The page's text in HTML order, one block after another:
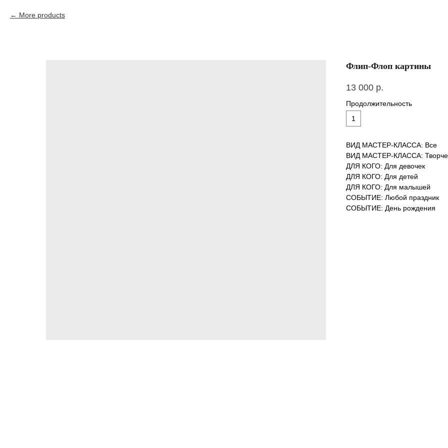
More products
Флип-Флоп картины
13 000 р.
Продолжительность
1
ВИД МАСТЕР-КЛАССА: Все
ВИД МАСТЕР-КЛАССА:
ДЛЯ КОГО: Для девочек
ДЛЯ КОГО: Для детей
ДЛЯ КОГО: Для малышей
СОБЫТИЕ: Любой праздник
СОБЫТИЕ: День рождения